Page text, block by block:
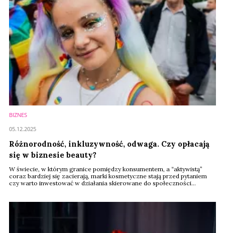
BIZNES
Różnorodność, inkluzywność, odwaga. Czy opłacają
się w biznesie beauty?
W świecie, w którym granice pomiędzy konsumentem, a “aktywistą”
coraz bardziej się zacierają, marki kosmetyczne stają przed pytaniem
czy warto inwestować w działania skierowane do społeczności
w marketing LGBTQIAP+?
05.12.2025